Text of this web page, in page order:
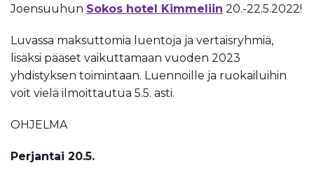
Joensuuhun Sokos hotel Kimmeliin 20.-22.5.2022!
Luvassa maksuttomia luentoja ja vertaisryhmiä,
lisäksi pääset vaikuttamaan vuoden 2023
yhdistyksen toimintaan. Luennoille ja ruokailuihin
voit vielä ilmoittautua 5.5. asti.
OHJELMA
Perjantai 20.5.